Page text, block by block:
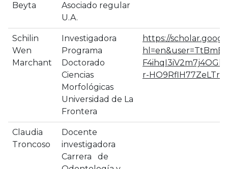
Beyta
Asociado regular
U.A.
Schilin
Wen
Marchant
Investigadora
Programa
Doctorado
Ciencias
Morfológicas
Universidad de La
Frontera
https://
r-
Claudia
Troncoso
Docente
investigadora
Carrera de